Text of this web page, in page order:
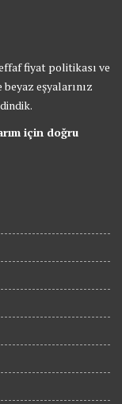
fiyat politikası ve
eşyalarınız
için doğru